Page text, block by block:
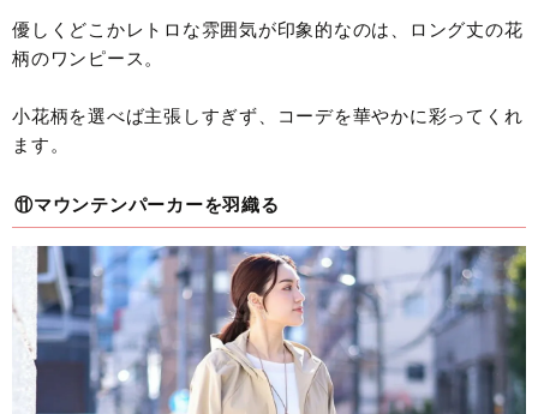
優しくどこかレトロな雰囲気が印象的なのは、ロング丈の花
柄のワンピース。
小花柄を選べば主張しすぎず、コーデを華やかに彩ってくれ
ます。
⑪マウンテンパーカーを羽織る